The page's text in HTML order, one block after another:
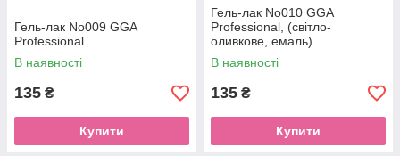
Гель-лак No009 GGA
Professional
В наявності
135 ₴
Купити
Гель-лак No010 GGA
Professional, (світло-
оливкове, емаль)
В наявності
135 ₴
Купити